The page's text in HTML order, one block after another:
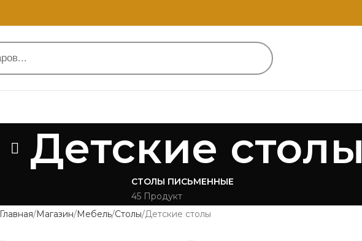
Детские столы
СТОЛЫ ПИСЬМЕННЫЕ
45 Продукт
Главная Магазин Мебель Столы Детские столы